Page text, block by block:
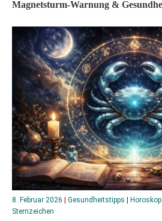
Magnetsturm-Warnung &
8. Februar 2026 Gesundheitstipps Horoskop
Sternzeichen